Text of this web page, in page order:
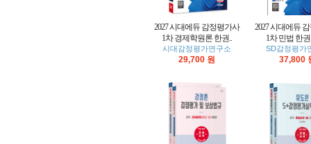
2027 시대에듀 감정평가사
1차 경제학원론 한권..
시대감정평가연구소
29,700 원
2027 시대에듀
1차 민법 한
SD감정평가
37,800